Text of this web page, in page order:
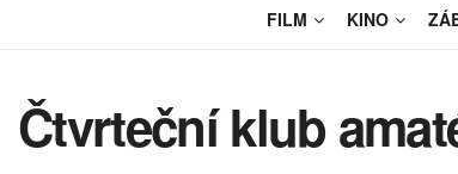
FILM KINO
Čtvrteční klub